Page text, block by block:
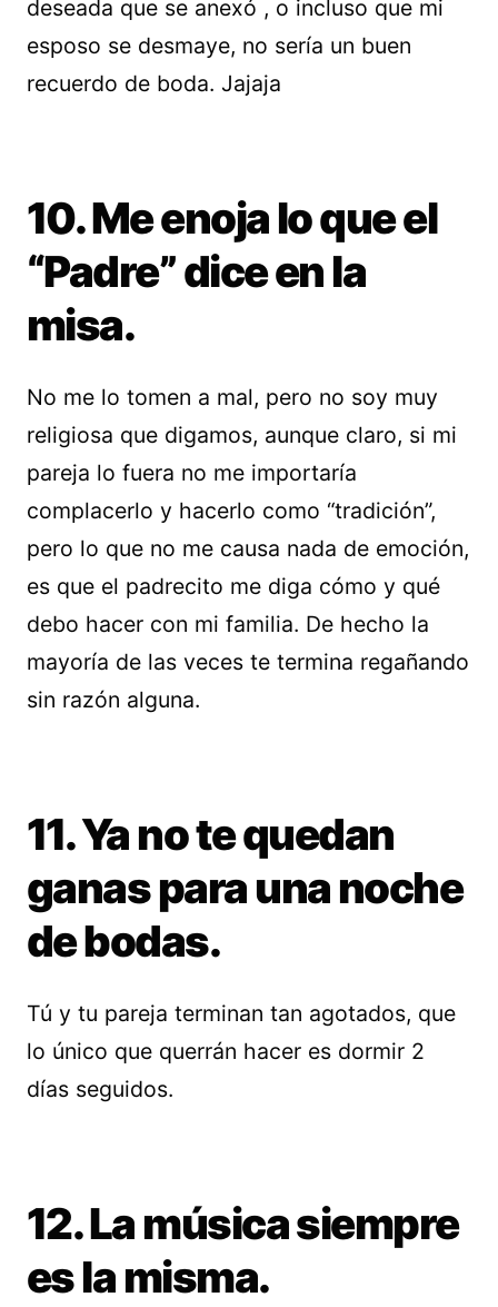
deseada que se anexó , o incluso que mi
esposo se desmaye, no sería un buen
recuerdo de boda. Jajaja
10. Me enoja lo que el
“Padre” dice en la
misa.
No me lo tomen a mal, pero no soy muy
religiosa que digamos, aunque claro, si mi
pareja lo fuera no me importaría
complacerlo y hacerlo como “tradición”,
pero lo que no me causa nada de emoción,
es que el padrecito me diga cómo y qué
debo hacer con mi familia. De hecho la
mayoría de las veces te termina regañando
sin razón alguna.
11. Ya no te quedan
ganas para una noche
de bodas.
Tú y tu pareja terminan tan agotados, que
lo único que querrán hacer es dormir 2
días seguidos.
12. La música siempre
es la misma.